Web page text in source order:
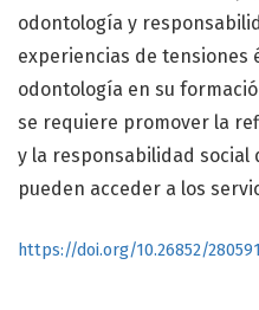
odontología y
experiencias de tensiones
odontología en su
se requiere promover la
y la responsabilidad social
pueden acceder a los
https://doi.org/10.26852/